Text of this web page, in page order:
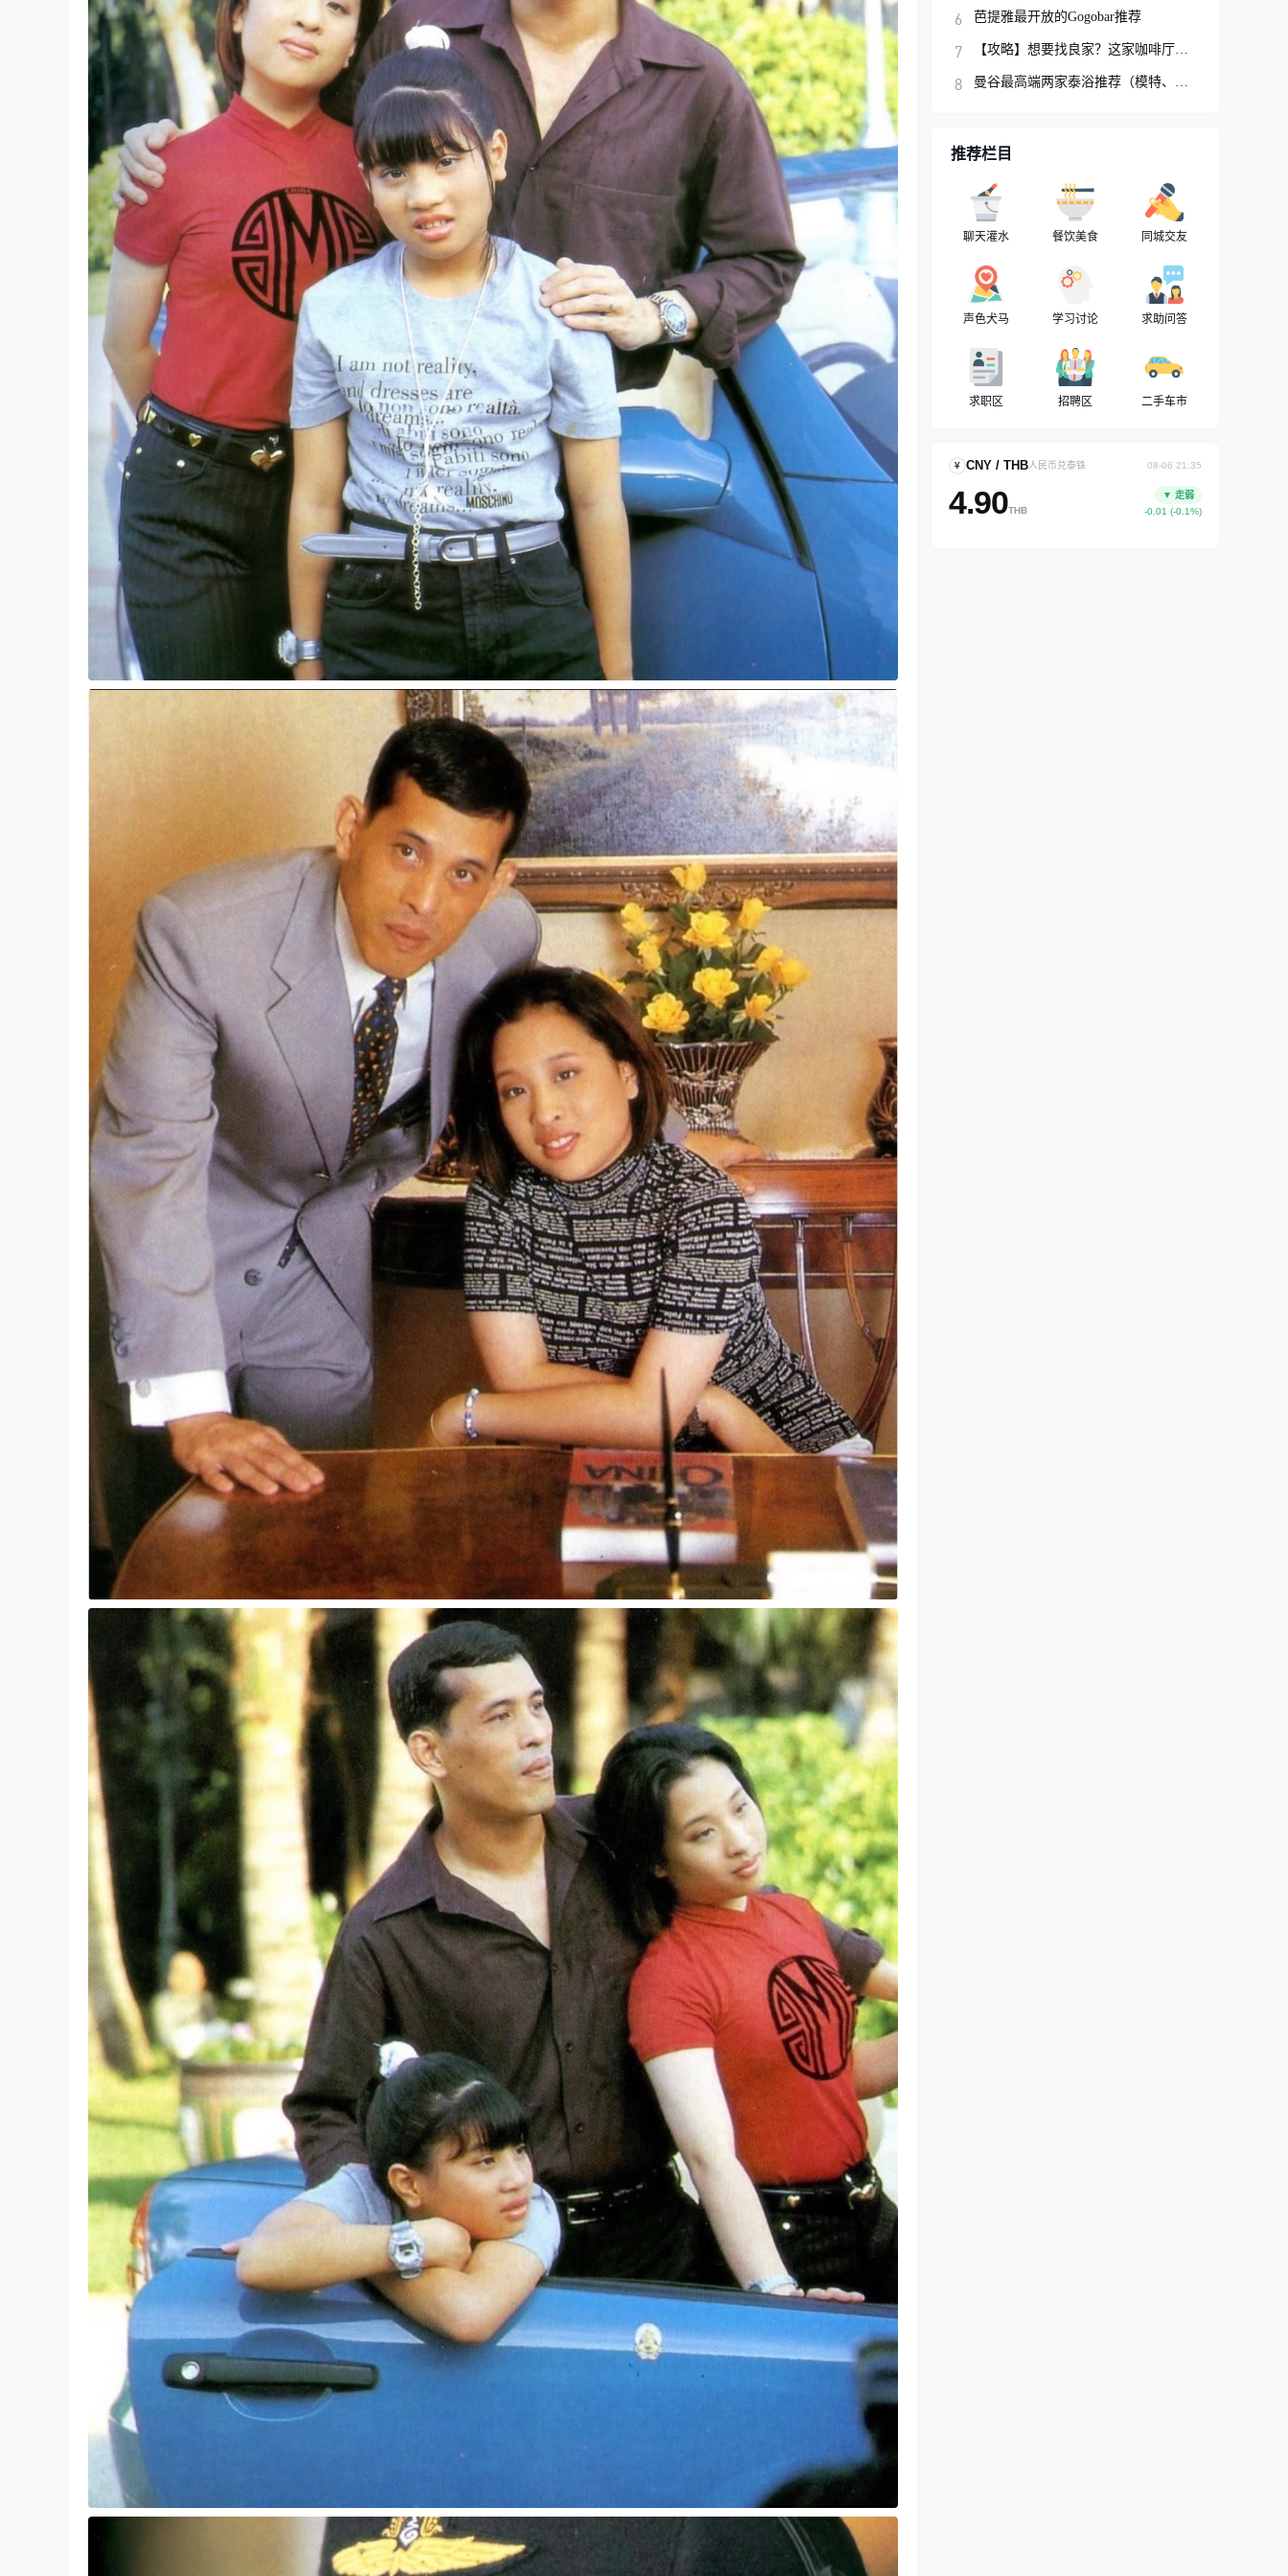
芭提雅最开放的Gogobar推荐
【攻略】想要找良家？这家咖啡厅你可以试试
曼谷最高端两家泰浴推荐（模特、网红、明星
推荐栏目
聊天灌水 餐饮美食 同城交友
声色犬马 学习讨论 求助问答
求职区 招聘区 二手车市
¥ CNY / THB人民币兑泰铢 08-06 21:35
4.90THB
▼ 走弱
-0.01 (-0.1%)